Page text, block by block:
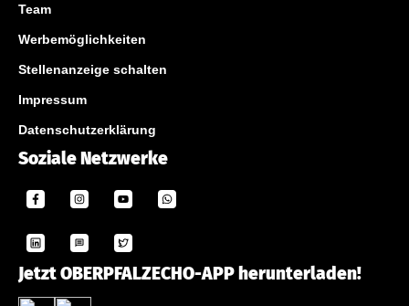
Team
Werbemöglichkeiten
Stellenanzeige schalten
Impressum
Datenschutzerklärung
Soziale Netzwerke
Jetzt OBERPFALZECHO-APP herunterladen!